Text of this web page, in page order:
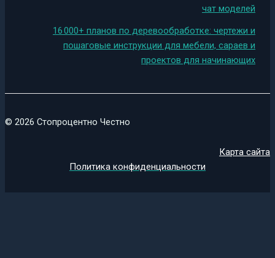
чат моделей
16 000+ планов по деревообработке: чертежи и
пошаговые инструкции для мебели, сараев и
проектов для начинающих
© 2026 Стопроцентно Честно
Карта сайта
Политика конфиденциальности